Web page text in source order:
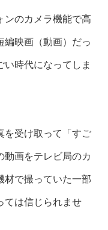
ンのカメラ機能で高
編映画（動画）だっ
時代になってしま
を受け取って「すご
動画をテレビ局のカ
材で撮っていた一部
ては信じられませ